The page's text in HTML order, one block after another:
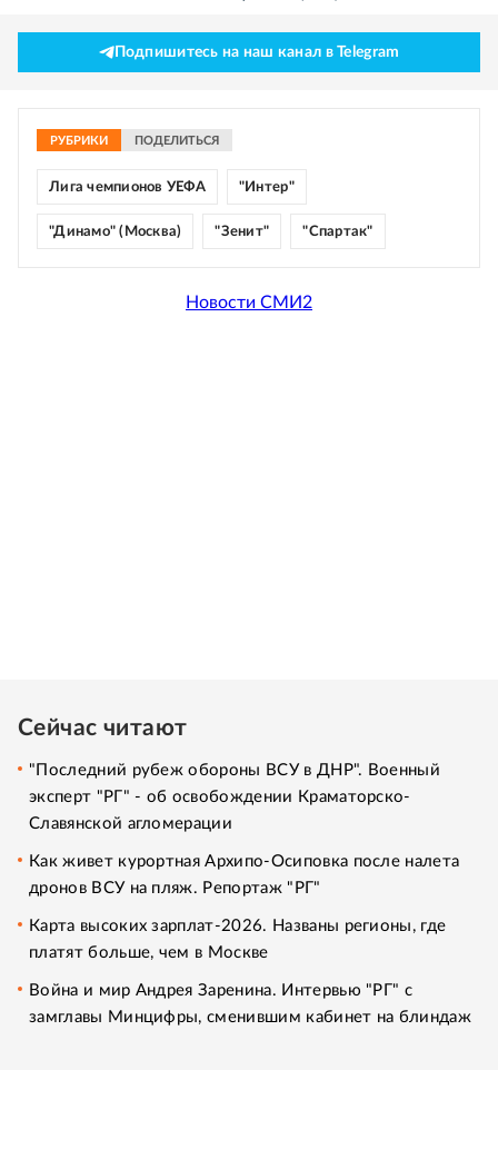
Подпишитесь на наш канал в Telegram
РУБРИКИ ПОДЕЛИТЬСЯ
Лига чемпионов УЕФА "Интер"
"Динамо" (Москва) "Зенит" "Спартак"
Новости СМИ2
Сейчас читают
"Последний рубеж обороны ВСУ в ДНР". Военный
эксперт "РГ" - об освобождении Краматорско-
Славянской агломерации
Как живет курортная Архипо-Осиповка после налета
дронов ВСУ на пляж. Репортаж "РГ"
Карта высоких зарплат-2026. Названы регионы, где
платят больше, чем в Москве
Война и мир Андрея Заренина. Интервью "РГ" с
замглавы Минцифры, сменившим кабинет на блиндаж